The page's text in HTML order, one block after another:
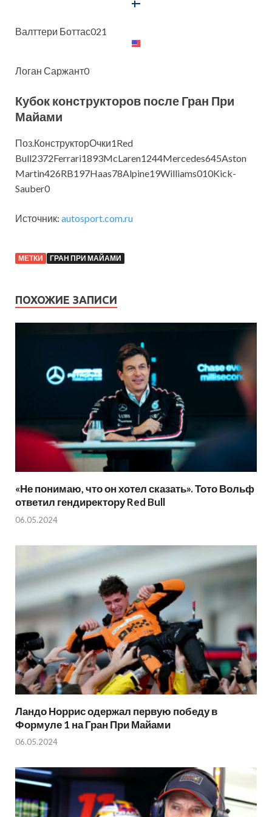
Валттери Боттас021
Логан Саржант0
Кубок конструкторов после Гран При
Майами
Поз.КонструкторОчки1Red
Bull2372Ferrari1893McLaren1244Mercedes645Aston
Martin426RB197Haas78Alpine19Williams010Kick-
Sauber0
Источник: autosport.com.ru
МЕТКИ ГРАН ПРИ МАЙАМИ
ПОХОЖИЕ ЗАПИСИ
«Не понимаю, что он хотел сказать». Тото Вольф
ответил гендиректору Red Bull
06.05.2024
Ландо Норрис одержал первую победу в
Формуле 1 на Гран При Майами
06.05.2024